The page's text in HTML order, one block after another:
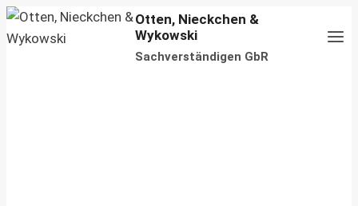
Zum
Inhalt
Otten, Nieckchen &
Wykowski
Sachverständigen GbR